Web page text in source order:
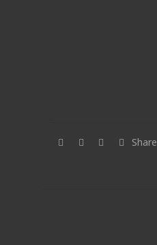
Share